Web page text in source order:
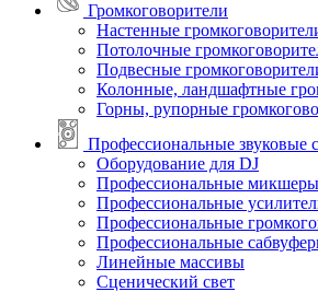
Громкоговорители
Настенные
Потолочные
Подвесные
Колонные, ландшафтные
Горны, рупорные
Профессиональные звуковые
Оборудование для DJ
Профессиональные
Профессиональные
Профессиональные
Профессиональные
Линейные массивы
Сценический свет